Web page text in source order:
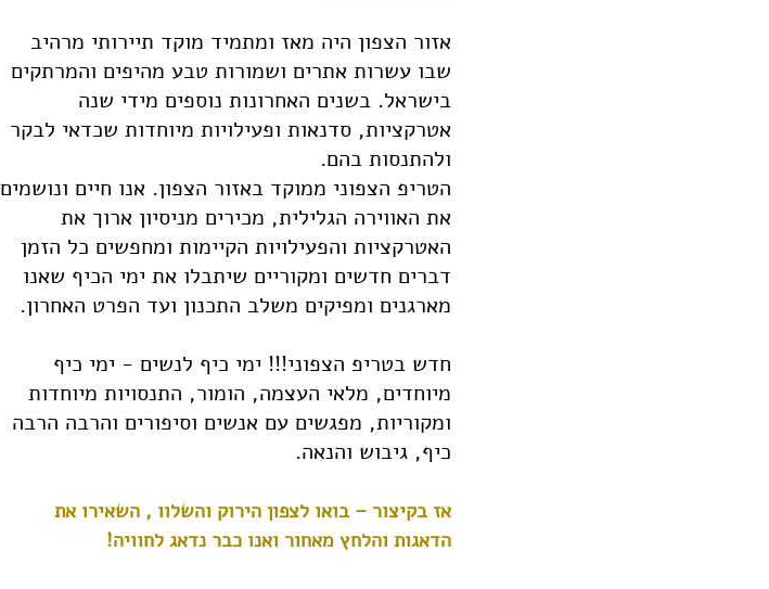
אזור הצפון היה מאז ומתמיד מוקד תיירותי מרהיב
שבו עשרות אתרים ושמורות טבע מהיפים והמרתקים
בישראל. בשנים האחרונות נוספים מידי שנה
אטרקציות, סדנאות ופעילויות מיוחדות שכדאי לבקר
ולהתנסות בהם.
הטריפ הצפוני ממוקד באזור הצפון. אנו חיים ונושמים
את האווירה הגלילית, מכירים מניסיון ארוך את
האטרקציות והפעילויות הקיימות ומחפשים כל הזמן
דברים חדשים ומקוריים שיתבלו את ימי הכיף שאנו
מארגנים ומפיקים משלב התכנון ועד הפרט האחרון.
חדש בטריפ הצפוני!!! ימי כיף לנשים - ימי כיף
מיוחדים, מלאי העצמה, הומור, התנסויות מיוחדות
ומקוריות, מפגשים עם אנשים וסיפורים והרבה הרבה
כיף, גיבוש והנאה.
אז בקיצור – בואו לצפון הירוק והשלוו , השאירו את
הדאגות והלחץ מאחור ואנו כבר נדאג לחוויה!